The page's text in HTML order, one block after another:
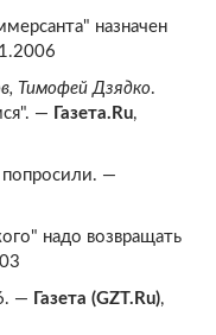
назначен
Тимофей Дзядко.
— Газета.Ru,
попросили. —
надо возвращать
— Газета (GZT.Ru),